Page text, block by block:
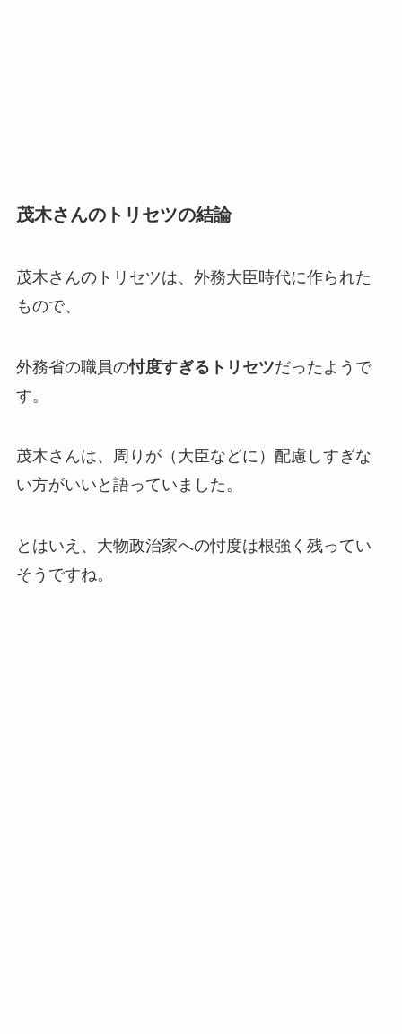
茂木さんのトリセツの結論
茂木さんのトリセツは、外務大臣時代に作られた
もので、
外務省の職員の忖度すぎるトリセツだったようで
す。
茂木さんは、周りが（大臣などに）配慮しすぎな
い方がいいと語っていました。
とはいえ、大物政治家への忖度は根強く残ってい
そうですね。